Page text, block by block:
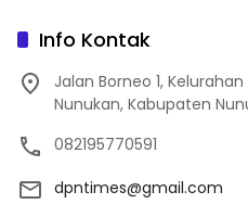
Info Kontak
Jalan Borneo 1,
Nunukan, Kabupaten
082195770591
dpntimes@gmail.com